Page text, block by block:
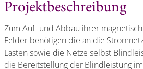
Projektbeschreibung
Zum Auf- und Abbau ihrer
Felder benötigen die an die
Lasten sowie die Netze selbst
die Bereitstellung der Blindleistung